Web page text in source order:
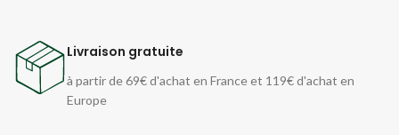
Livraison gratuite
à partir de 69€ d'achat en France et 119€ d'achat en
Europe